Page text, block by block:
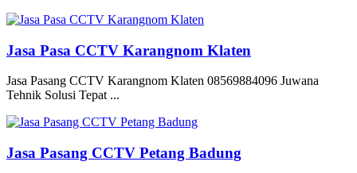
Jasa Pasa CCTV Karangnom Klaten
Jasa Pasang CCTV Karangnom Klaten 08569884096 Juwana
Tehnik Solusi Tepat ...
Jasa Pasang CCTV Petang Badung